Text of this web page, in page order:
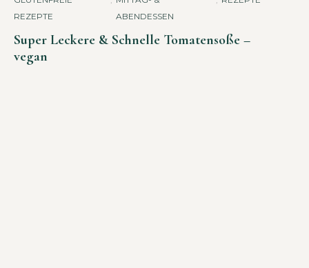
REZEPTE
ABENDESSEN
Super Leckere & Schnelle Tomatensoße –
vegan